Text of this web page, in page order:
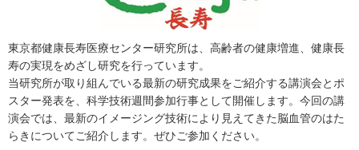
東京都健康長寿医療センター研究所は、高齢者の健康増進、健康長
寿の実現をめざし研究を行っています。
当研究所が取り組んでいる最新の研究成果をご紹介する講演会とポ
スター発表を、科学技術週間参加行事として開催します。今回の講
演会では、最新のイメージング技術により見えてきた脳血管のはた
らきについてご紹介します。ぜひご参加ください。